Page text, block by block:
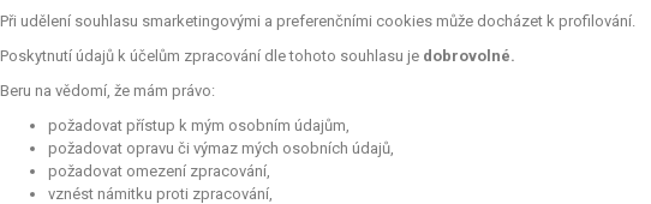
Při udělení souhlasu smarketingovými a preferenčními cookies může docházet k profilování.
Poskytnutí údajů k účelům zpracování dle tohoto souhlasu je dobrovolné.
Beru na vědomí, že mám právo:
požadovat přístup k mým osobním údajům,
požadovat opravu či výmaz mých osobních údajů,
požadovat omezení zpracování,
vznést námitku proti zpracování,